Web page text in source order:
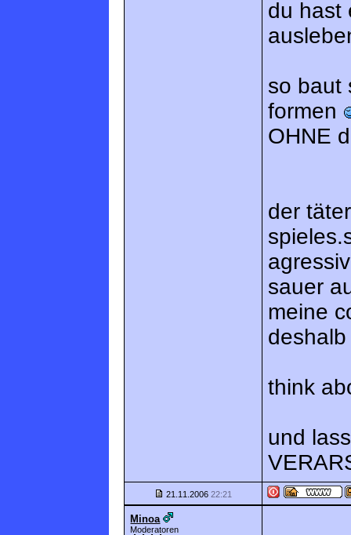
du hast
so baut
formen
OHNE
der
sauer
meine
think
und
21.11.200622:21
Minoa
Moderatoren